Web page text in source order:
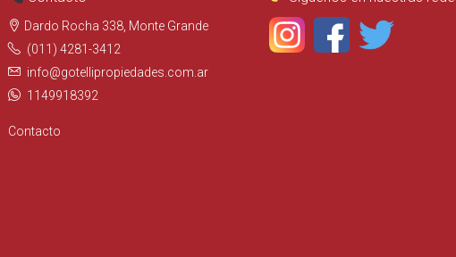
Dardo Rocha 338, Monte Grande
(011) 4281-3412
info@gotellipropiedades.com.ar
1149918392
Contacto